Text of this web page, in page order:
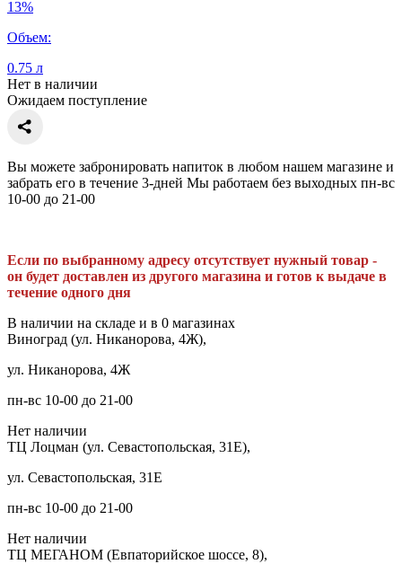
13%
Объем:
0.75 л
Нет в наличии
Ожидаем поступление
Вы можете забронировать напиток в любом нашем магазине и
забрать его в течение 3-дней Мы работаем без выходных пн-вс
10-00 до 21-00
Если по выбранному адресу отсутствует нужный товар -
он будет доставлен из другого магазина и готов к выдаче в
течение одного дня
В наличии на складе и в 0 магазинах
Виноград (ул. Никанорова, 4Ж),
ул. Никанорова, 4Ж
пн-вс 10-00 до 21-00
Нет наличии
ТЦ Лоцман (ул. Севастопольская, 31Е),
ул. Севастопольская, 31Е
пн-вс 10-00 до 21-00
Нет наличии
ТЦ МЕГАНОМ (Евпаторийское шоссе, 8),